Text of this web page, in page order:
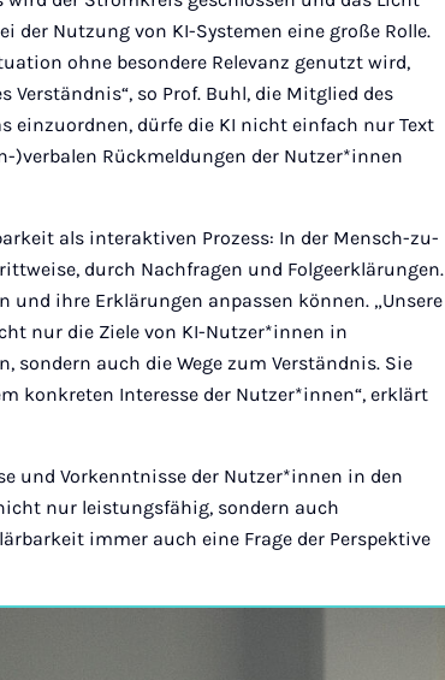
der Nutzung von KI-Systemen eine große Rolle.
ohne besondere Relevanz genutzt wird,
so Prof. Buhl, die Mitglied des
einzuordnen, dürfe die KI nicht einfach nur Text
)verbalen Rückmeldungen der Nutzer*innen
als interaktiven Prozess: In der Mensch-zu-
durch Nachfragen und Folgeerklärungen.
und ihre Erklärungen anpassen können. „Unsere
nur die Ziele von KI-Nutzer*innen in
auch die Wege zum Verständnis. Sie
konkreten Interesse der Nutzer*innen“, erklärt
und Vorkenntnisse der Nutzer*innen in den
nur leistungsfähig, sondern auch
immer auch eine Frage der Perspektive